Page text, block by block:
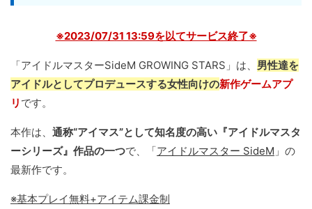
※2023/07/31 13:59を以てサービス終了※
「アイドルマスターSideM GROWING STARS」は、 男性達を
アイドルとしてプロデュースする女性向けの新作ゲームアプ
リ です。
本作は、 通称“アイマス”として知名度の高い『アイドルマスタ
ーシリーズ』作品の一つで、「アイドルマスター SideM 」の
最新作です。
※基本プレイ無料+アイテム課金制